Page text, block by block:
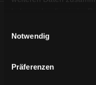
Notwendig
Präferenzen